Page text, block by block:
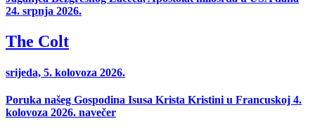
24. srpnja 2026.
The Colt
srijeda, 5. kolovoza 2026.
Poruka našeg Gospodina Isusa Krista Kristini u Francuskoj 4.
kolovoza 2026. navečer